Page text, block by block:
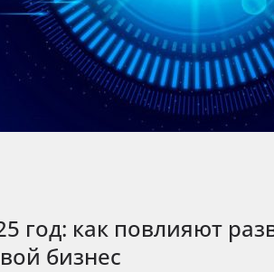
год: как повлияют
бизнес